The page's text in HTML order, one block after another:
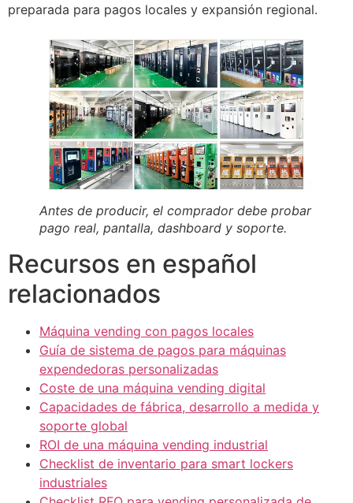
preparada para pagos locales y expansión regional.
Antes de producir, el comprador debe probar
pago real, pantalla, dashboard y soporte.
Recursos en español
relacionados
Máquina vending con pagos locales
Guía de sistema de pagos para máquinas
expendedoras personalizadas
Coste de una máquina vending digital
Capacidades de fábrica, desarrollo a medida y
soporte global
ROI de una máquina vending industrial
Checklist de inventario para smart lockers
industriales